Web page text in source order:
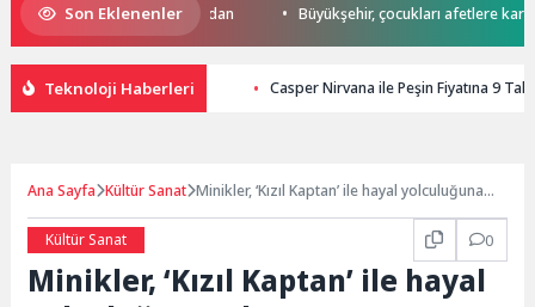
Son Eklenenler
start Başkan Büyükakın’dan Büyükşehir, çocukları afetlere karşı
Teknoloji Haberleri Casper Nirvana ile Peşin Fiyatına 9
Ana Sayfa Kültür Sanat Minikler, ‘Kızıl Kaptan’ ile hayal yolculuğuna
Kültür Sanat
0
Minikler, ‘Kızıl Kaptan’ ile hayal